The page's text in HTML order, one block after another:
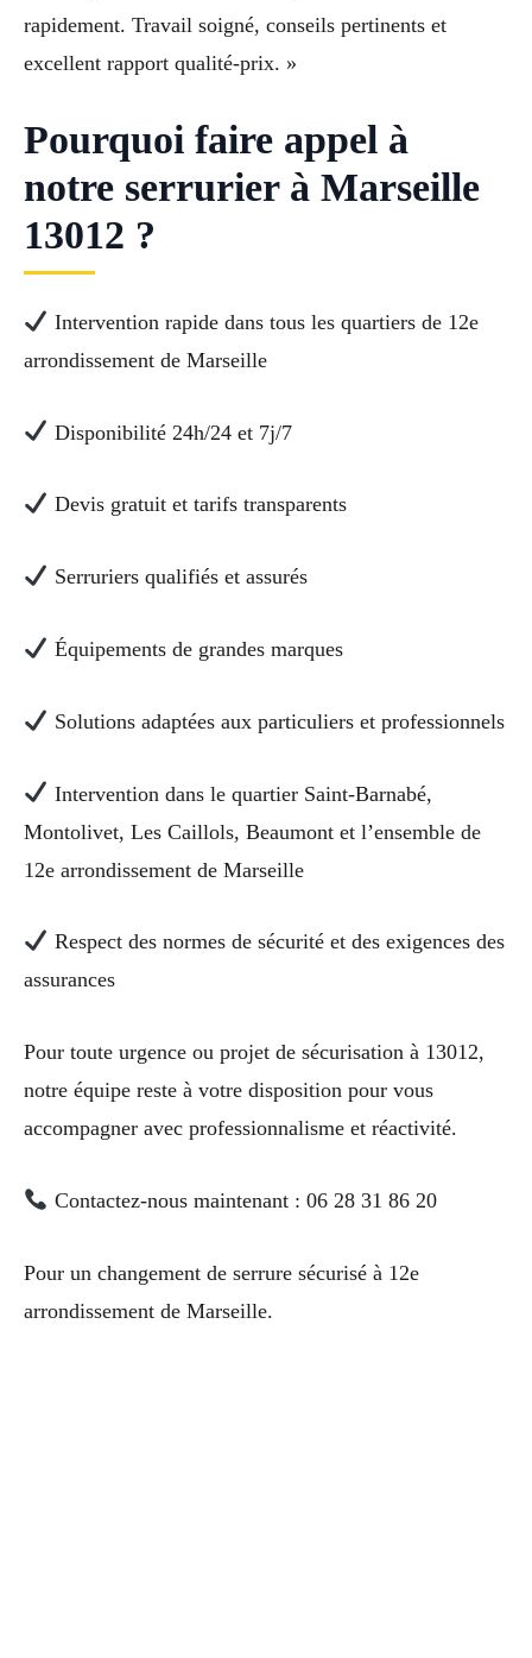
rapidement. Travail soigné, conseils pertinents et
excellent rapport qualité-prix. »
Pourquoi faire appel à
notre serrurier à Marseille
13012 ?
Intervention rapide dans tous les quartiers de 12e
arrondissement de Marseille
Disponibilité 24h/24 et 7j/7
Devis gratuit et tarifs transparents
Serruriers qualifiés et assurés
Équipements de grandes marques
Solutions adaptées aux particuliers et professionnels
Intervention dans le quartier Saint-Barnabé,
Montolivet, Les Caillols, Beaumont et l’ensemble de
12e arrondissement de Marseille
Respect des normes de sécurité et des exigences des
assurances
Pour toute urgence ou projet de sécurisation à 13012,
notre équipe reste à votre disposition pour vous
accompagner avec professionnalisme et réactivité.
Contactez-nous maintenant : 06 28 31 86 20
Pour un changement de serrure sécurisé à 12e
arrondissement de Marseille.